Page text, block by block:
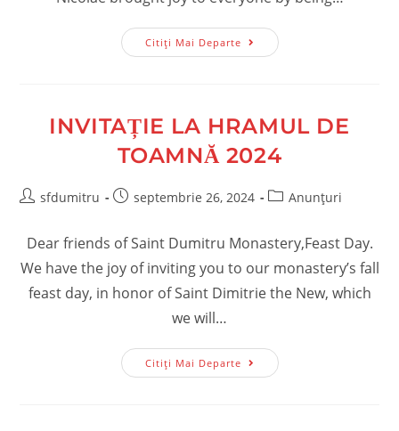
Citiți Mai DeparteHramul
De
INVITAȚIE LA HRAMUL DE
TOAMNĂ 2024
Postsfdumitru
Postseptembrie 26, 2024
PostAnunțuri
Dear friends of Saint Dumitru Monastery,Feast Day.
We have the joy of inviting you to our monastery’s fall
feast day, in honor of Saint Dimitrie the New, which
we will…
Citiți Mai DeparteInvitație
La